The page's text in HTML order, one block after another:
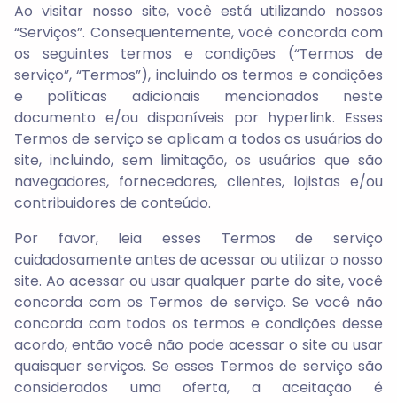
Ao visitar nosso site, você está utilizando nossos
“Serviços”. Consequentemente, você concorda com
os seguintes termos e condições (“Termos de
serviço”, “Termos”), incluindo os termos e condições
e políticas adicionais mencionados neste
documento e/ou disponíveis por hyperlink. Esses
Termos de serviço se aplicam a todos os usuários do
site, incluindo, sem limitação, os usuários que são
navegadores, fornecedores, clientes, lojistas e/ou
contribuidores de conteúdo.
Por favor, leia esses Termos de serviço
cuidadosamente antes de acessar ou utilizar o nosso
site. Ao acessar ou usar qualquer parte do site, você
concorda com os Termos de serviço. Se você não
concorda com todos os termos e condições desse
acordo, então você não pode acessar o site ou usar
quaisquer serviços. Se esses Termos de serviço são
considerados uma oferta, a aceitação é